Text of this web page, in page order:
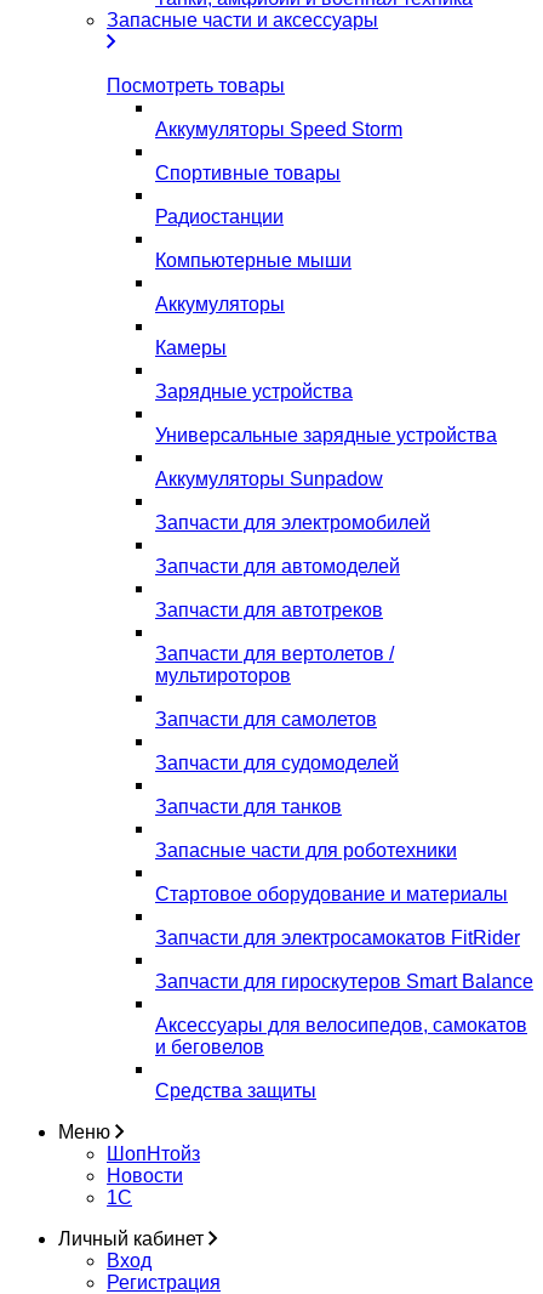
Запасные части и аксессуары
Посмотреть товары
Аккумуляторы Speed Storm
Спортивные товары
Радиостанции
Компьютерные мыши
Аккумуляторы
Камеры
Зарядные устройства
Универсальные зарядные устройства
Аккумуляторы Sunpadow
Запчасти для электромобилей
Запчасти для автомоделей
Запчасти для автотреков
Запчасти для вертолетов /
мультироторов
Запчасти для самолетов
Запчасти для судомоделей
Запчасти для танков
Запасные части для роботехники
Стартовое оборудование и материалы
Запчасти для электросамокатов FitRider
Запчасти для гироскутеров Smart Balance
Аксессуары для велосипедов, самокатов
и беговелов
Средства защиты
Меню
ШопНтойз
Новости
1C
Личный кабинет
Вход
Регистрация